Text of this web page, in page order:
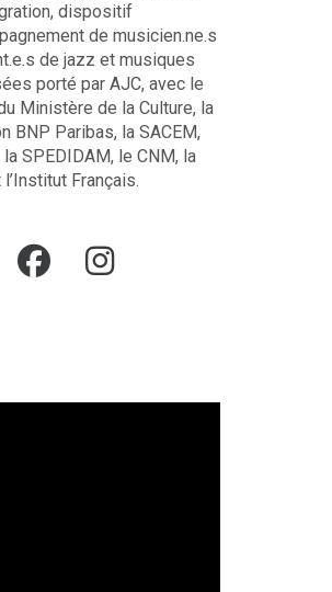
dispositif
de musicien.ne.s
de jazz et musiques
porté par AJC, avec le
Ministère de la Culture, la
BNP Paribas, la SACEM,
la SPEDIDAM, le CNM, la
l’Institut Français.